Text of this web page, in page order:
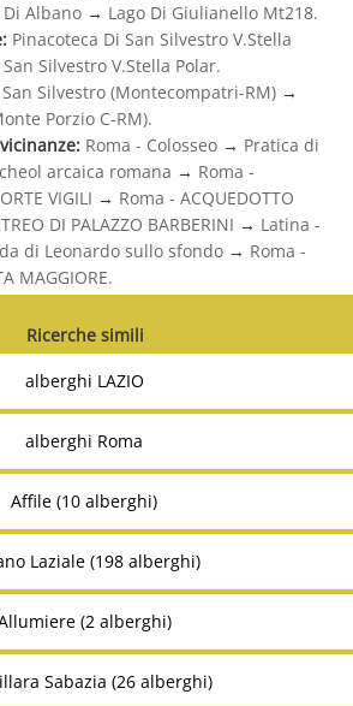
Di Albano → Lago Di Giulianello Mt218.
Pinacoteca Di San Silvestro V.Stella
Silvestro V.Stella Polar.
San Silvestro (Montecompatri-RM) →
Porzio C-RM).
Roma - Colosseo → Pratica di
arcaica romana → Roma -
VIGILI → Roma - ACQUEDOTTO
DI PALAZZO BARBERINI → Latina -
di Leonardo sullo sfondo → Roma -
MAGGIORE.
Ricerche simili
alberghi LAZIO
alberghi Roma
Affile (10 alberghi)
Laziale (198 alberghi)
(2 alberghi)
Sabazia (26 alberghi)